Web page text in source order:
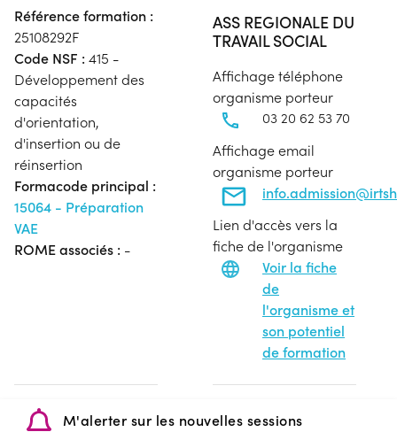
Référence formation :
25108292F
Code NSF : 415 -
Développement des
capacités
d'orientation,
d'insertion ou de
réinsertion
Formacode principal :
15064 - Préparation
VAE
ROME associés : -
ASS REGIONALE DU
TRAVAIL SOCIAL
Affichage téléphone
organisme porteur
03 20 62 53 70
Affichage email
organisme porteur
Lien d'accès vers la
fiche de l'organisme
Voir la fiche
de
l'organisme et
son potentiel
de formation
M'alerter sur les nouvelles sessions